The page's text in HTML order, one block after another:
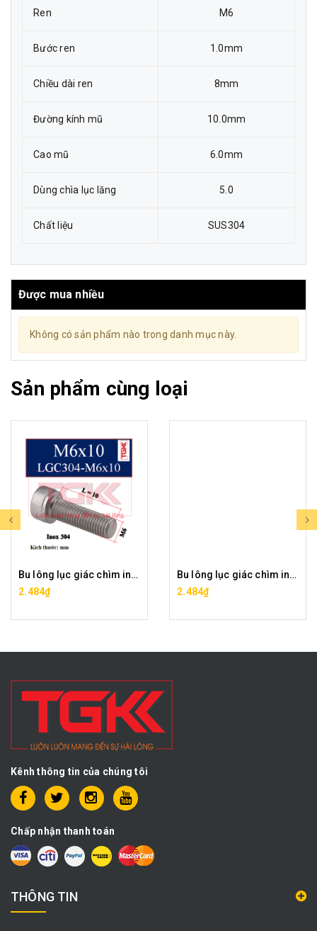
Ren M6
Bước ren 1.0mm
Chiều dài ren 8mm
Đường kính mũ 10.0mm
Cao mũ 6.0mm
Dùng chìa lục lăng 5.0
Chất liệu SUS304
Được mua nhiều
Không có sản phẩm nào trong danh mục này.
Sản phẩm cùng loại
Bu lông lục giác chìm inox 304-M6x10
2.484₫
Bu lông lục giác chìm inox 304-M6x12
2.484₫
Kênh thông tin của chúng tôi
Chấp nhận thanh toán
THÔNG TIN